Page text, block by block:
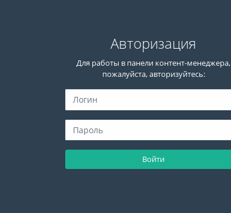
Авторизация
Для работы в панели контент-менеджера,
пожалуйста, авторизуйтесь:
Войти